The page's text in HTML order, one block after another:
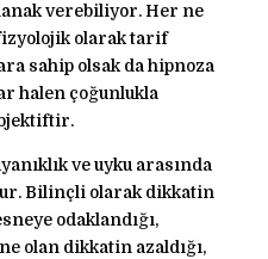
verebiliyor. Her ne
olarak tarif
sahip olsak da hipnoza
halen çoğunlukla
ve uyku arasında
Bilinçli olarak dikkatin
odaklandığı,
olan dikkatin azaldığı,